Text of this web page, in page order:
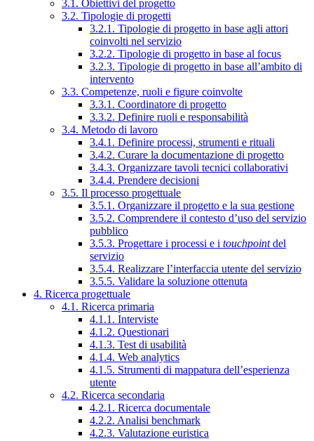
3.1. Obiettivi del progetto
3.2. Tipologie di progetti
3.2.1. Tipologie di progetto in base agli attori
coinvolti nel servizio
3.2.2. Tipologie di progetto in base al focus
3.2.3. Tipologie di progetto in base all’ambito di
intervento
3.3. Competenze, ruoli e figure coinvolte
3.3.1. Coordinatore di progetto
3.3.2. Definire ruoli e responsabilità
3.4. Metodo di lavoro
3.4.1. Definire processi, strumenti e rituali
3.4.2. Curare la documentazione di progetto
3.4.3. Organizzare tavoli tecnici collaborativi
3.4.4. Prendere decisioni
3.5. Il processo progettuale
3.5.1. Organizzare il progetto e la sua gestione
3.5.2. Comprendere il contesto d’uso del servizio
pubblico
3.5.3. Progettare i processi e i touchpointdel
servizio
3.5.4. Realizzare l’interfaccia utente del servizio
3.5.5. Validare la soluzione ottenuta
4. Ricerca progettuale
4.1. Ricerca primaria
4.1.1. Interviste
4.1.2. Questionari
4.1.3. Test di usabilità
4.1.4. Web analytics
4.1.5. Strumenti di mappatura dell’esperienza
utente
4.2. Ricerca secondaria
4.2.1. Ricerca documentale
4.2.2. Analisi benchmark
4.2.3. Valutazione euristica